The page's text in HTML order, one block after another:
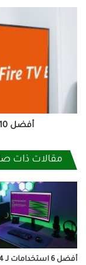
Fire
TV
أفضل 10 تطبيقات TV Live لـ Fire Stick TV
مقالات ذات
أفضل 6 استخدامات لـ ChatGPT 4